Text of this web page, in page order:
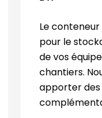
Le
pour le
de vos
chantiers.
apporter des